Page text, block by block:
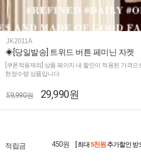
JK2011A
◈[당일발송] 트위드 버튼 페미닌 자켓
[쿠폰적용제외] 상품 페이지 내 할인이 적용된 가격
한정수량 상품입니다.
59,990원 29,990원
적립금 450원 [ 최대 5천원 추가할인 받